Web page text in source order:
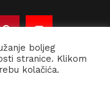
Reserved.
boljeg
stranice. Klikom
kolačića.